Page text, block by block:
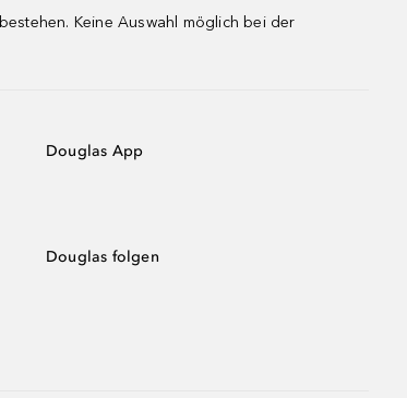
Keine Auswahl möglich bei der
Douglas App
Douglas folgen